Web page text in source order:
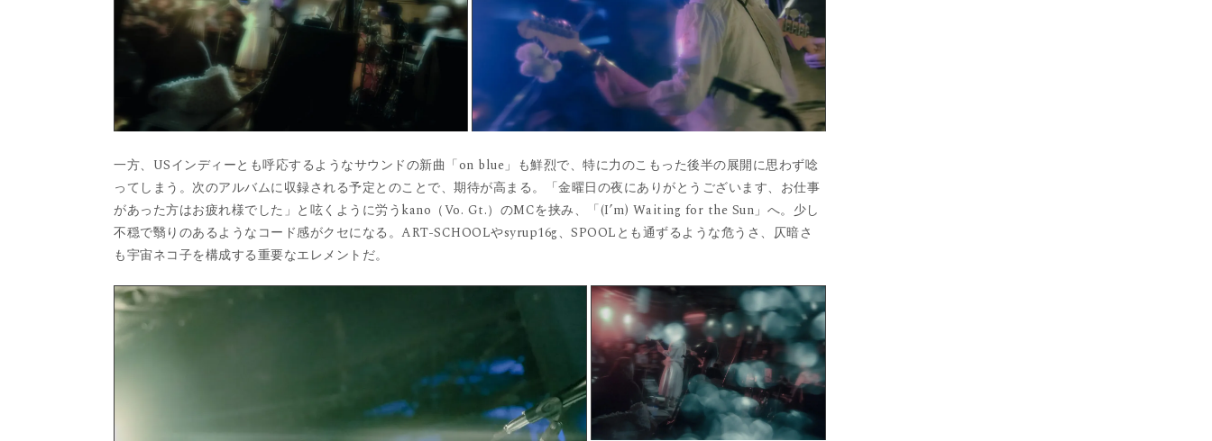
一方、USインディーとも呼応するようなサウンドの新曲「on blue」も鮮烈で、特に力のこもった後半の展開に思わず唸
ってしまう。次のアルバムに収録される予定とのことで、期待が高まる。「金曜日の夜にありがとうございます、お仕事
があった方はお疲れ様でした」と呟くように労うkano（Vo. Gt.）のMCを挟み、「(I’m) Waiting for the Sun」へ。少し
不穏で翳りのあるようなコード感がクセになる。ART-SCHOOLやsyrup16g、SPOOLとも通ずるような危うさ、仄暗さ
も宇宙ネコ子を構成する重要なエレメントだ。